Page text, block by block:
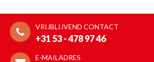
VRIJBLIJVEND CONTACT
+31 53 - 478 97 46
E-MAILADRES